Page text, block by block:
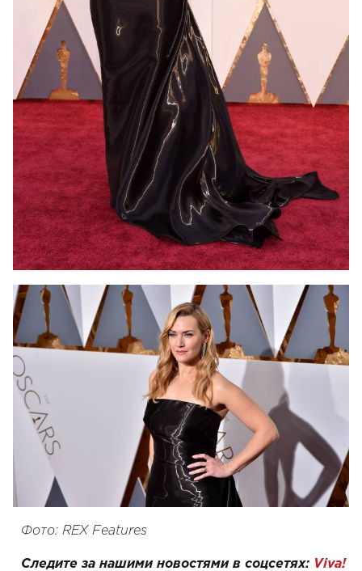
Фото: REX Features
Следите за нашими новостями в соцсетях: Viva!